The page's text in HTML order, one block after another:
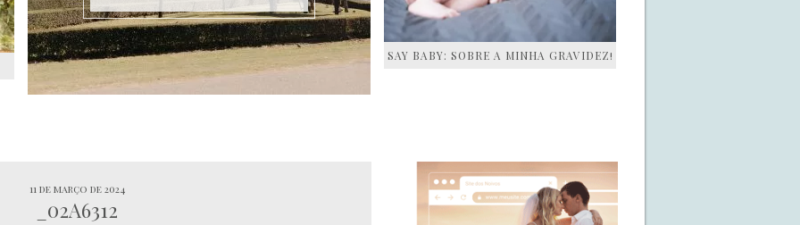
SAY BABY: SOBRE A MINHA GRAVIDEZ!
11 de março de 2024
_02A6312
SIDEBAR